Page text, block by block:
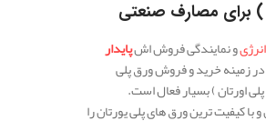
) برای مصارف صنعتی
و نمایندگی فروش اشپایدار
در زمینه خرید و فروش ورق پلی
اورتان ) بسیار فعال است.
با کیفیت ترین ورق های پلی یورتان را